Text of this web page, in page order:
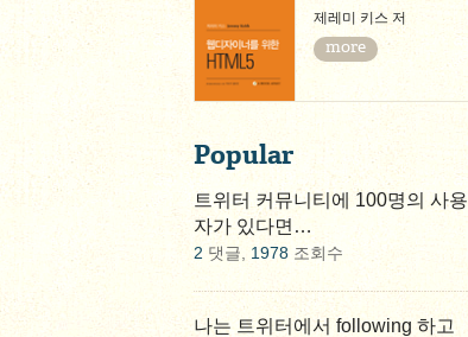
제레미 키스 저
more
Popular
트위터 커뮤니티에 100명의 사용
자가 있다면…
2 댓글, 1978 조회수
나는 트위터에서 following 하고